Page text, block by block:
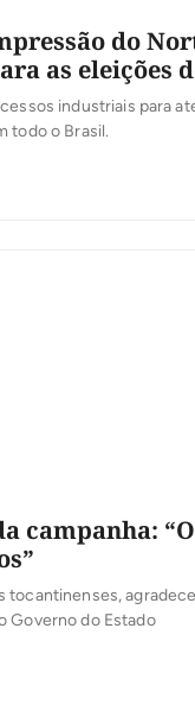
do
as eleições
industriais para
todo o Brasil.
campanha: “O
tocantinenses,
Governo do Estado